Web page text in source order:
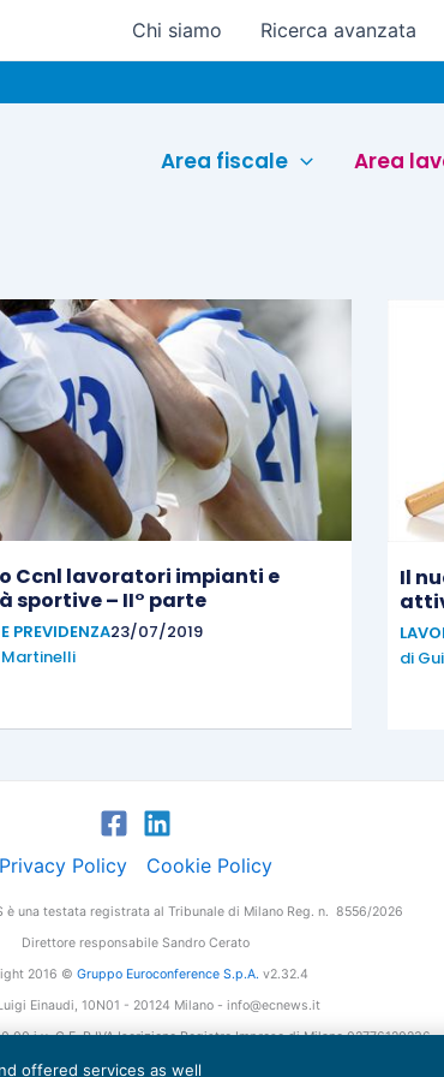
Chi siamo Ricerca avanzata
Area fiscale Area
Ccnl lavoratori impianti e
sportive – II° parte
PREVIDENZA23/07/2019
Il
di
Privacy Policy Cookie Policy
è una testata registrata al Tribunale di Milano Reg. n. 8556/2026
Direttore responsabile Sandro Cerato
2016 © Gruppo Euroconference S.p.A. v2.32.4
Einaudi, 10N01 - 20124 Milano - info@ecnews.it
i.v. C.F. P.IVA Iscrizione Registro Imprese di Milano 02776120236
offered services as well